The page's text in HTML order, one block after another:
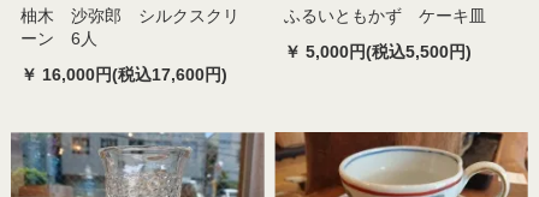
柚木 沙弥郎 シルクスクリ
ーン 6人
￥ 16,000円(税込17,600円)
ふるいともかず ケーキ皿
￥ 5,000円(税込5,500円)